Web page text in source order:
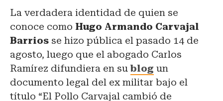
La verdadera identidad de quien se
conoce como Hugo Armando Carvajal
Barrios se hizo pública el pasado 14 de
agosto, luego que el abogado Carlos
Ramírez difundiera en su blog un
documento legal del ex militar bajo el
título “El Pollo Carvajal cambió de